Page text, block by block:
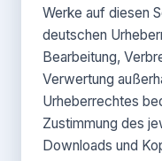
Werke auf diesen
deutschen
Bearbeitung,
Verwertung
Urheberrechtes
Zustimmung des
Downloads und